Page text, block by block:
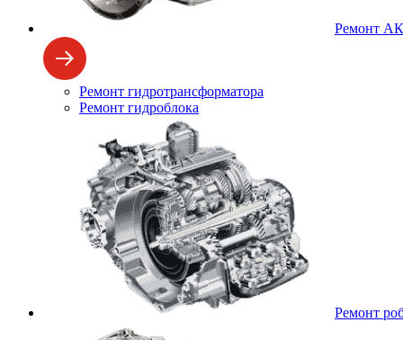
Ремонт
Ремонт гидротрансформатора
Ремонт гидроблока
Ремонт